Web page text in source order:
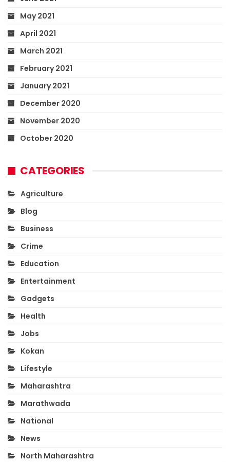
May 2021
April 2021
March 2021
February 2021
January 2021
December 2020
November 2020
October 2020
CATEGORIES
Agriculture
Blog
Business
Crime
Education
Entertainment
Gadgets
Health
Jobs
Kokan
Lifestyle
Maharashtra
Marathwada
National
News
North Maharashtra